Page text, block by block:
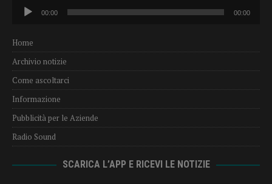
Audio
Player
00:00 00:00
Home
Archivio notizie
Come ascoltarci
Informazione
Pubblicità per le Aziende
Radio Sound
SCARICA L’APP E RICEVI LE NOTIZIE